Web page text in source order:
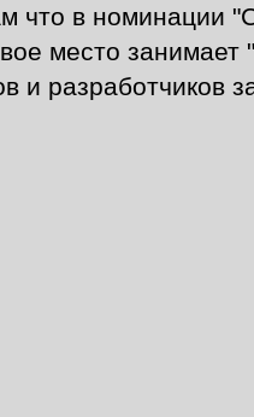
что в номинации
место занимает
и разработчиков